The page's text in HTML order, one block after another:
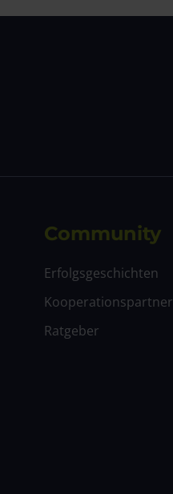
Community
Erfolgsgeschichten
Kooperationspartner
Ratgeber